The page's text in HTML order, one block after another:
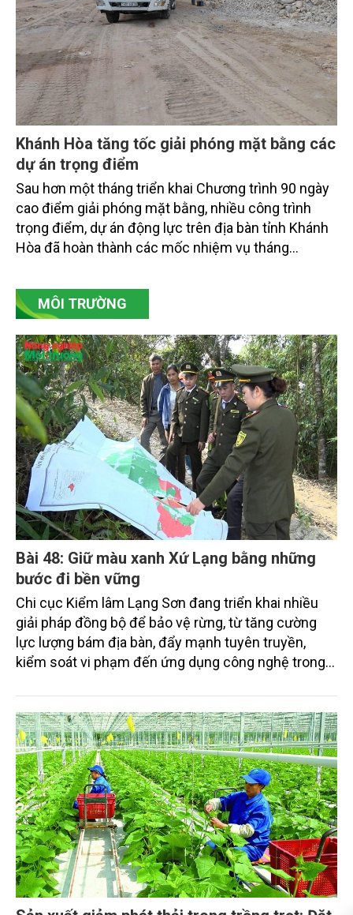
Khánh Hòa tăng tốc giải phóng mặt bằng các
dự án trọng điểm
Sau hơn một tháng triển khai Chương trình 90 ngày
cao điểm giải phóng mặt bằng, nhiều công trình
trọng điểm, dự án động lực trên địa bàn tỉnh Khánh
Hòa đã hoàn thành các mốc nhiệm vụ tháng
vụ tháng 8 và tháng 9 đang được tiếp tục triển khai
với tiến độ khác nhau.
MÔI TRƯỜNG
Bài 48: Giữ màu xanh Xứ Lạng bằng những
bước đi bền vững
Chi cục Kiểm lâm Lạng Sơn đang triển khai nhiều
giải pháp đồng bộ để bảo vệ rừng, từ tăng cường
lực lượng bám địa bàn, đẩy mạnh tuyên truyền,
kiểm soát vi phạm đến ứng dụng công nghệ trong